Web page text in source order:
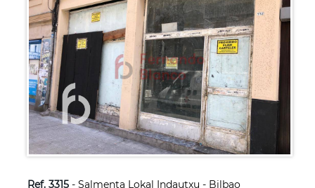
Ref. 3315- Salmenta Lokal Indautxu - Bilbao